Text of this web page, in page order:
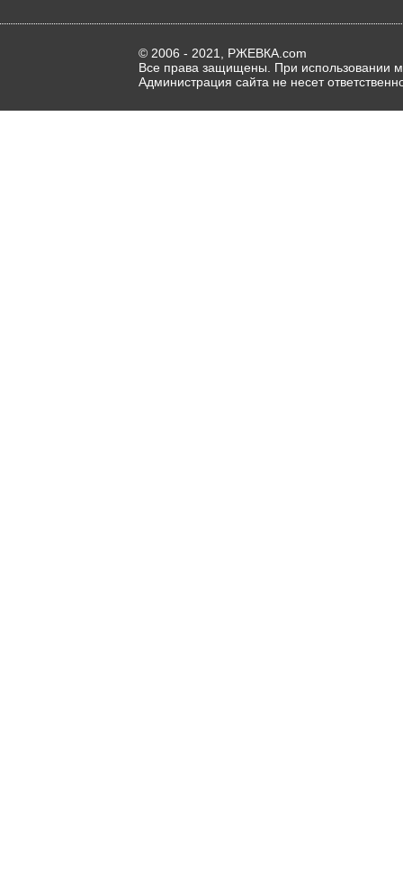
© 2006 - 2021, РЖЕВКА.com
Все права защищены. При использовании
Администрация сайта не несет